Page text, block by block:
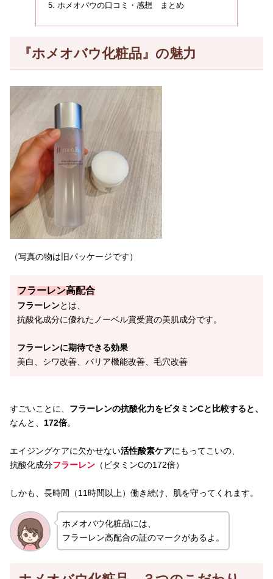
ホメオバウの口コミ・感想 まとめ
『ホメオバウ化粧品』の魅力
（写真の物は旧パッケージです）
フラーレン高配合
フラーレンとは、
抗酸化成分に優れたノーベル賞受賞の美肌成分です。
フラーレンに期待できる効果
美白、シワ改善、バリア機能改善、毛穴改善
すごいことに、 フラーレンの抗酸化力をビタミンCと比較すると、
なんと、 172倍。
エイジングケアに欠かせない活性酸素ケアにもってこいの、
抗酸化成分フラーレン （ビタミンCの172倍）
しかも、長時間（11時間以上）働き続け、肌を守ってくれます。
ホメオバウ化粧品には、
フラーレン高配合の証のマークがあるよ。